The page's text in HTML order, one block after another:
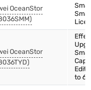
OceanStor
OceanStor
to